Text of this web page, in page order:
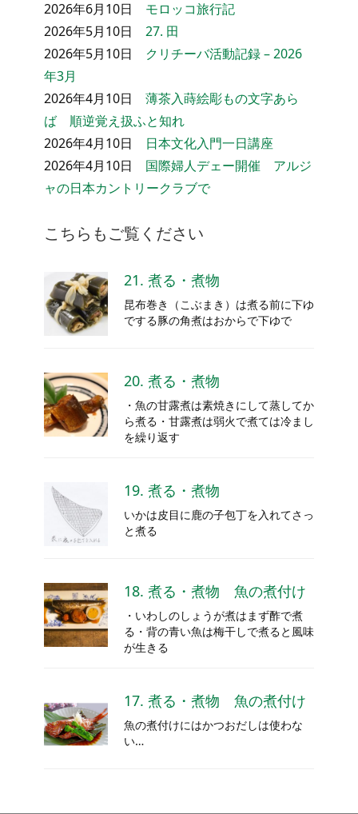
2026年6月10日 モロッコ旅行記
2026年5月10日 27. 田
2026年5月10日 クリチーバ活動記録 – 2026
年3月
2026年4月10日 薄茶入蒔絵彫もの文字あら
ば 順逆覚え扱ふと知れ
2026年4月10日 日本文化入門一日講座
2026年4月10日 国際婦人デェー開催 アルジ
ャの日本カントリークラブで
こちらもご覧ください
21. 煮る・煮物
昆布巻き（こぶまき）は煮る前に下ゆ
でする豚の角煮はおからで下ゆで
20. 煮る・煮物
・魚の甘露煮は素焼きにして蒸してか
ら煮る・甘露煮は弱火で煮ては冷まし
を繰り返す
19. 煮る・煮物
いかは皮目に鹿の子包丁を入れてさっ
と煮る
18. 煮る・煮物 魚の煮付け
・いわしのしょうが煮はまず酢で煮
る・背の青い魚は梅干しで煮ると風味
が生きる
17. 煮る・煮物 魚の煮付け
魚の煮付けにはかつおだしは使わな
い…